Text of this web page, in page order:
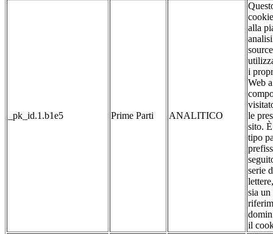
_pk_id.1.b1e5 Prime Parti ANALITICO
alla
i
Web
le
sito.
tipo
serie
sia
il